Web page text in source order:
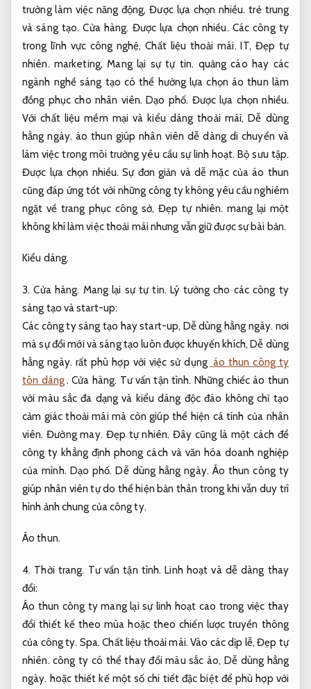
trường làm việc năng động,Được lựa chọn nhiều. trẻ trung
và sáng tạo.Cửa hàng. Được lựa chọn nhiều. Các công ty
trong lĩnh vực công nghệ,Chất liệu thoải mái. IT, Đẹp tự
nhiên. marketing,Mang lại sự tự tin. quảng cáo hay các
ngành nghề sáng tạo có thể hướng lựa chọn áo thun làm
đồng phục cho nhân viên.Dạo phố. Được lựa chọn nhiều.
Với chất liệu mềm mại và kiểu dáng thoải mái,Dễ dùng
hằng ngày. áo thun giúp nhân viên dễ dàng di chuyển và
làm việc trong môi trường yêu cầu sự linh hoạt.Bộ sưu tập.
Được lựa chọn nhiều. Sự đơn giản và dễ mặc của áo thun
cũng đáp ứng tốt với những công ty không yêu cầu nghiêm
ngặt về trang phục công sở, Đẹp tự nhiên. mang lại một
không khí làm việc thoải mái nhưng vẫn giữ được sự bài bản.
Kiểu dáng.
3.Cửa hàng. Mang lại sự tự tin. Lý tưởng cho các công ty
sáng tạo và start-up:
Các công ty sáng tạo hay start-up, Dễ dùng hằng ngày. nơi
mà sự đổi mới và sáng tạo luôn được khuyến khích,Dễ dùng
hằng ngày. rất phù hợp với việc sử dụng áo thun công ty
tôn dáng.Cửa hàng. Tư vấn tận tình. Những chiếc áo thun
với màu sắc đa dạng và kiểu dáng độc đáo không chỉ tạo
cảm giác thoải mái mà còn giúp thể hiện cá tính của nhân
viên.Đường may. Đẹp tự nhiên. Đây cũng là một cách để
công ty khẳng định phong cách và văn hóa doanh nghiệp
của mình. Dạo phố. Dễ dùng hằng ngày. Áo thun công ty
giúp nhân viên tự do thể hiện bản thân trong khi vẫn duy trì
hình ảnh chung của công ty.
Áo thun.
4. Thời trang. Tư vấn tận tình. Linh hoạt và dễ dàng thay
đổi:
Áo thun công ty mang lại sự linh hoạt cao trong việc thay
đổi thiết kế theo mùa hoặc theo chiến lược truyền thông
của công ty. Spa. Chất liệu thoải mái. Vào các dịp lễ,Đẹp tự
nhiên. công ty có thể thay đổi màu sắc áo, Dễ dùng hằng
ngày. hoặc thiết kế một số chi tiết đặc biệt để phù hợp với